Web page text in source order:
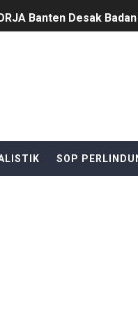
Banten Desak
Material Urugan
Minum AJAK WARGA
Hak
SOP